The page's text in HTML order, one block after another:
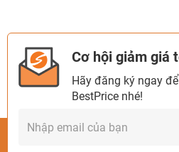
Cơ hội giảm giá
Hãy đăng ký ngay
BestPrice nhé!